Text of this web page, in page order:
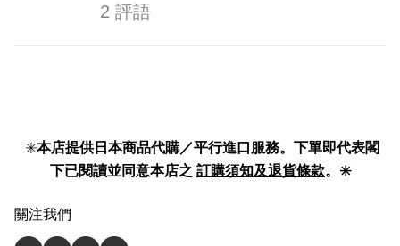
2 評語
✳️本店提供日本商品代購／平行進口服務。下單即代表閣
下已閱讀並同意本店之 訂購須知及退貨條款。✳️
關注我們